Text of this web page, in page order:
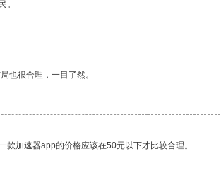
。
也很合理，一目了然。
加速器app的价格应该在50元以下才比较合理。